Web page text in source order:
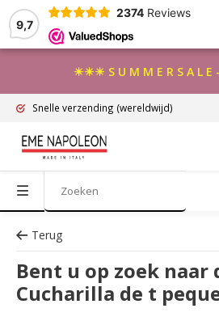
9,7
2374 Reviews
☀☀☀ S U M M E R S A L
Snelle verzending (wereldwijd)
Terug
Bent u op zoek
Cucharilla de t